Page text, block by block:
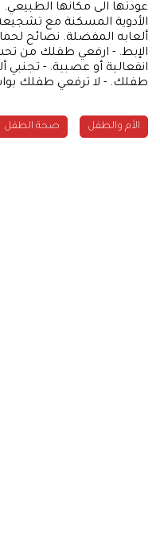
عودتها الى مكانها
الأدوية المسكنة مع
ألعابه المفضلة. نصائح
الإبط. - ارفعي طفلك من
انفعالية أو عصبية. - تجنبي
طفلك. - لا ترفعي طفلك
الأم والطفل صحة الطفل